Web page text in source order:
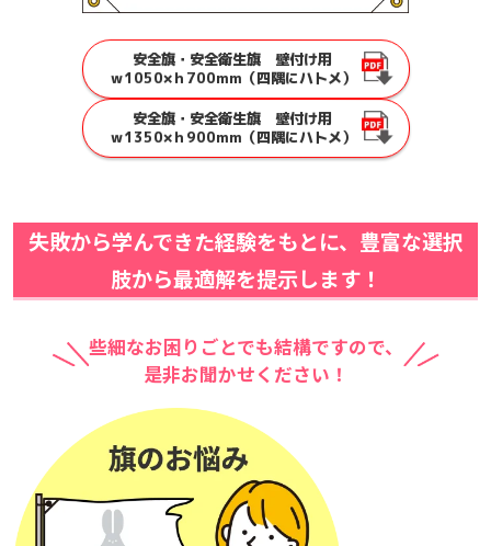
安全旗・安全衛生旗 壁付け用
ｗ1050×ｈ700mm（四隅にハトメ）
安全旗・安全衛生旗 壁付け用
ｗ1350×ｈ900mm（四隅にハトメ）
失敗から学んできた経験をもとに、豊富な選択
肢から最適解を提示します！
些細なお困りごとでも結構ですので、
是非お聞かせください！